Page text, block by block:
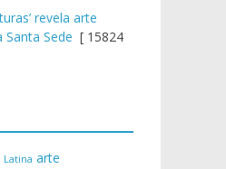
revela arte
Sede [ 15824
arte